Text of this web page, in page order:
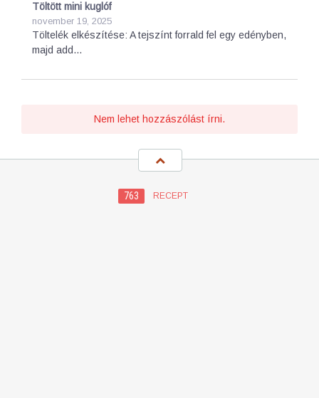
Töltött mini kuglóf
november 19, 2025
Töltelék elkészítése: A tejszínt forrald fel egy edényben,
majd add…
Nem lehet hozzászólást írni.
763 RECEPT